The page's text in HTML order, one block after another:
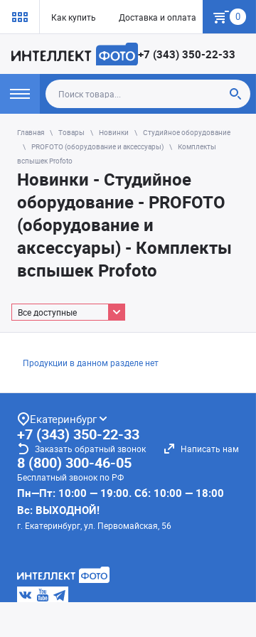
Как купить Доставка и оплата Гарантия
0
+7 (343) 350-22-33
Главная Товары Новинки
Студийное оборудование
PROFOTO (оборудование и аксессуары)
Комплекты
вспышек Profoto
Новинки - Студийное
оборудование - PROFOTO
(оборудование и
аксессуары) - Комплекты
вспышек Profoto
Все доступные
Продукции в данном разделе нет
Екатеринбург
+7 (343) 350-22-33
Заказать обратный звонок Написать нам
8 (800) 300-46-05
Бесплатный звонок по РФ
Пн—Пт: 10:00 — 19:00. Сб: 10:00 — 18:00
Вс: ВЫХОДНОЙ!
г. Екатеринбург, ул. Первомайская, 56